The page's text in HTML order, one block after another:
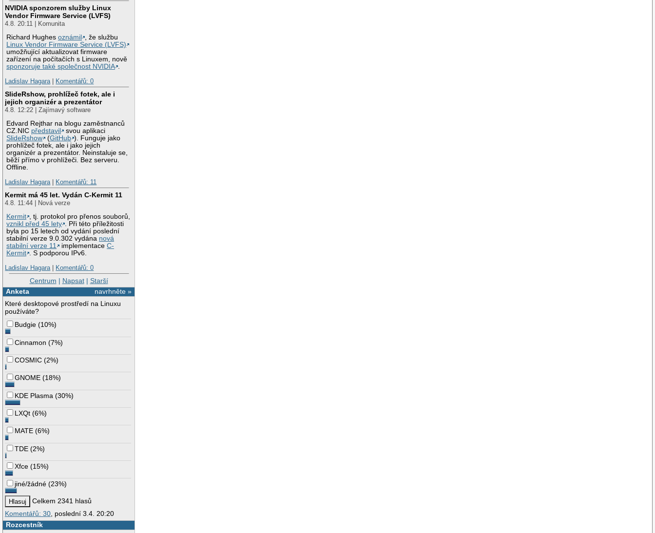
NVIDIA sponzorem služby Linux
Vendor Firmware Service (LVFS)
4.8. 20:11 | Komunita
Richard Hughesoznámil
, že službu
Linux Vendor Firmware Service (LVFS)
umožňující aktualizovat firmware
zařízení na počítačích s Linuxem, nově
sponzoruje také společnost NVIDIA .
Ladislav Hagara| Komentářů: 0
SlideRshow, prohlížeč fotek, ale i
jejich organizér a prezentátor
4.8. 12:22 | Zajímavý software
Edvard Rejthar na blogu zaměstnanců
CZ.NIC představil
svou aplikaci
SlideRshow
(GitHub ). Funguje jako
prohlížeč fotek, ale i jako jejich
organizér a prezentátor. Neinstaluje se,
běží přímo v prohlížeči. Bez serveru.
Offline.
Ladislav Hagara| Komentářů: 11
Kermit má 45 let. Vydán C-Kermit 11
4.8. 11:44 | Nová verze
Kermit , tj. protokol pro přenos souborů,
vznikl před 45 lety . Při této příležitosti
byla po 15 letech od vydání poslední
stabilní verze 9.0.302 vydána nová
stabilní verze 11
implementaceC-
Kermit . S podporou IPv6.
Ladislav Hagara| Komentářů: 0
Centrum | Napsat| Starší
navrhněte »
Anketa
Které desktopové prostředí na Linuxu
používáte?
Budgie (10%)
Cinnamon (7%)
COSMIC (2%)
GNOME (18%)
KDE Plasma (30%)
LXQt (6%)
MATE (6%)
TDE (2%)
Xfce (15%)
jiné/žádné (23%)
Celkem 2341 hlasů
Komentářů: 30 , poslední 3.4. 20:20
Rozcestník